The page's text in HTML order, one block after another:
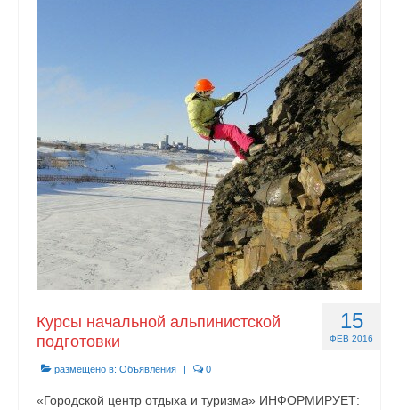
15
ФЕВ 2016
Курсы начальной альпинистской
подготовки
размещено в: Объявления | 0
«Городской центр отдыха и туризма» ИНФОРМИРУЕТ: